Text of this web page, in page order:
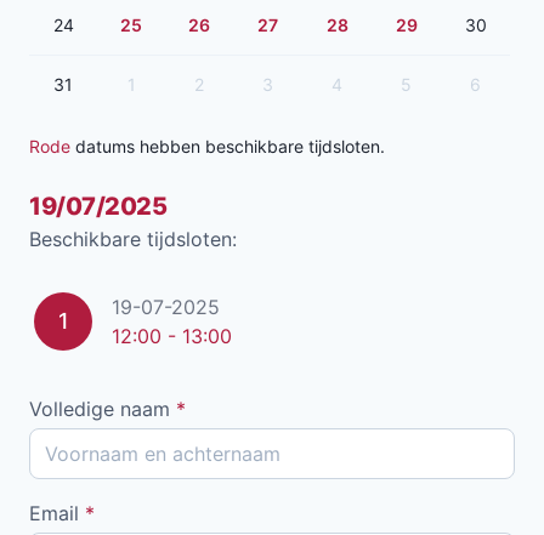
24 25 26 27 28 29 30
31 1 2 3 4 5 6
Rode datums hebben beschikbare tijdsloten.
19/07/2025
Beschikbare tijdsloten:
1
19-07-2025
12:00 - 13:00
Volledige naam *
Email *